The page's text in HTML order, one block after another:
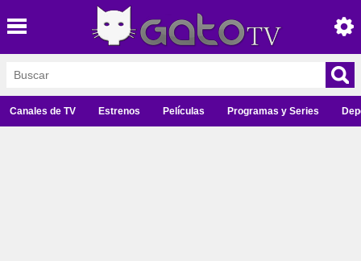
Canales de TV Estrenos Películas Programas y Series